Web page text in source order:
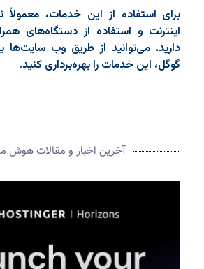
برای استفاده از این خدمات، معمولاً
اینترنت و استفاده از دستگاه‌های
دارید. می‌توانید از طریق وب سایت‌ها
گوگل، این خدمات را بهره‌برداری کنید.
آخرین اخبار و مقالات هوش